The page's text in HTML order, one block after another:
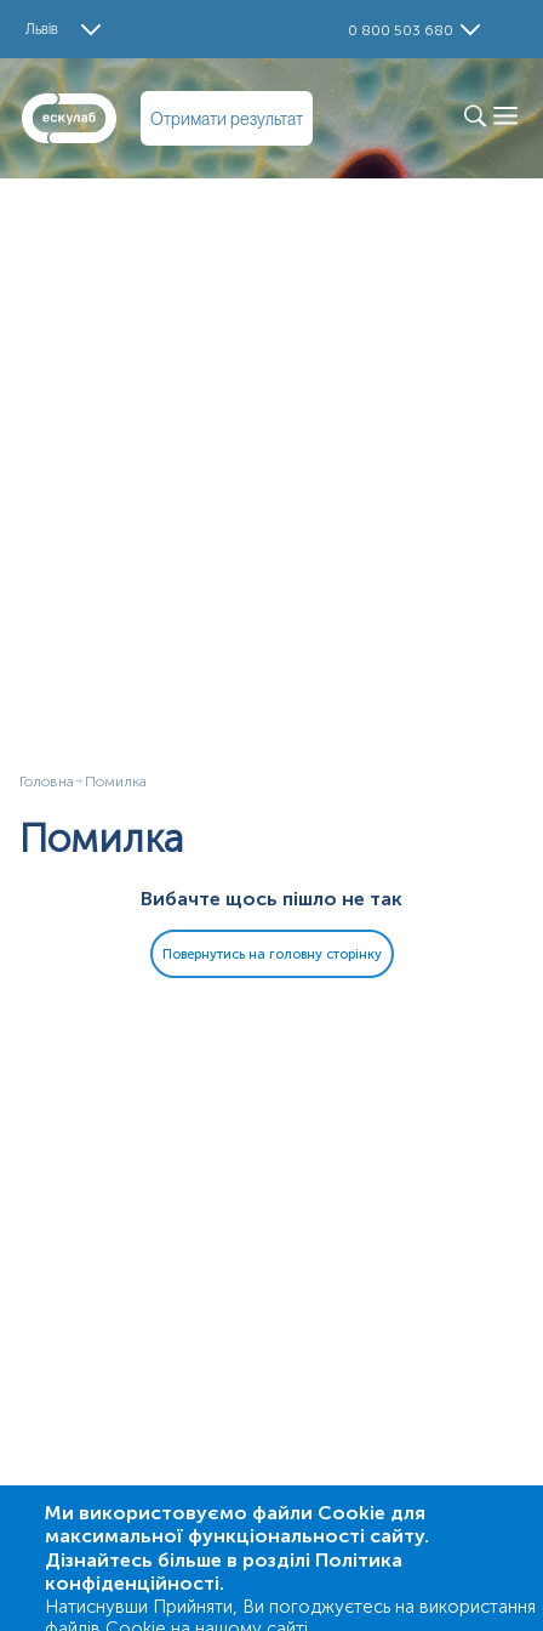
Львів 0 800 503 680
Отримати результат
Головна Помилка
Помилка
Вибачте щось пішло не так
Повернутись на головну сторінку
Ми використовуємо файли Cookie для
максимальної функціональності сайту.
Дізнайтесь більше в розділі Політика
конфіденційності.
Натиснувши Прийняти, Ви погоджуєтесь на використання